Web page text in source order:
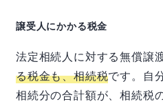
譲受人にかかる税金
法定相続人に対する無償譲
る税金も、相続税です。自
相続分の合計額が、相続税